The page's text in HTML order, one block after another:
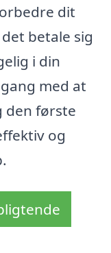
dit
betale sig
i din
med at
den første
og